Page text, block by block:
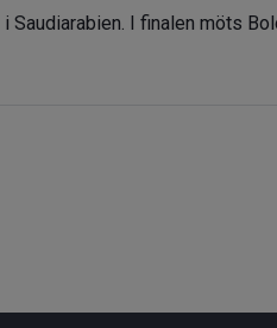
I finalen möts